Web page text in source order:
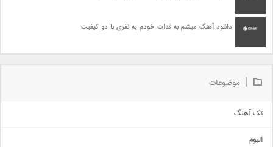
دانلود آهنگ میشم به فدات خودم یه نفری با دو کیفیت
موضوعات
تک آهنگ
البوم